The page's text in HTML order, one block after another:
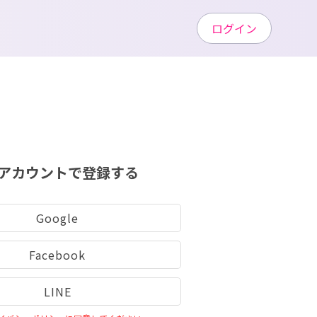
カウントで登録する
Google
Facebook
LINE
ログイン